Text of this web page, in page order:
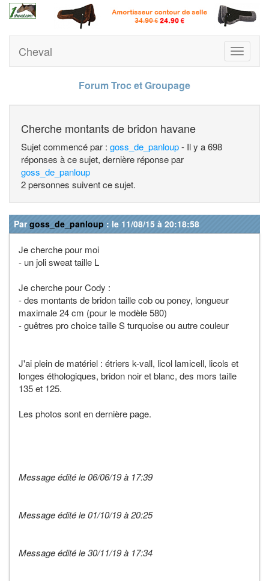
Toggle
Cheval
Forum Troc et Groupage
Cherche montants de bridon havane
Sujet commencé par : goss_de_panloup- Il y a 698
réponses à ce sujet, dernière réponse par
goss_de_panloup
2 personnes suivent ce sujet.
Pargoss_de_panloup : le 11/08/15 à 20:18:58
Je cherche pour moi
- un joli sweat taille L
Je cherche pour Cody :
- des montants de bridon taille cob ou poney, longueur
maximale 24 cm (pour le modèle 580)
- guêtres pro choice taille S turquoise ou autre couleur
J'ai plein de matériel : étriers k-vall, licol lamicell, licols et
longes éthologiques, bridon noir et blanc, des mors taille
135 et 125.
Les photos sont en dernière page.
Message édité le 06/06/19 à 17:39
Message édité le 01/10/19 à 20:25
Message édité le 30/11/19 à 17:34